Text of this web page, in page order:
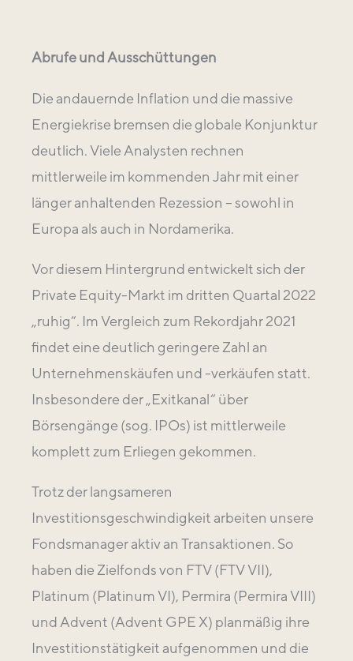
Abrufe und Ausschüttungen
Die andauernde Inflation und die massive
Energiekrise bremsen die globale Konjunktur
deutlich. Viele Analysten rechnen
mittlerweile im kommenden Jahr mit einer
länger anhaltenden Rezession – sowohl in
Europa als auch in Nordamerika.
Vor diesem Hintergrund entwickelt sich der
Private Equity-Markt im dritten Quartal 2022
„ruhig“. Im Vergleich zum Rekordjahr 2021
findet eine deutlich geringere Zahl an
Unternehmenskäufen und -verkäufen statt.
Insbesondere der „Exitkanal“ über
Börsengänge (sog. IPOs) ist mittlerweile
komplett zum Erliegen gekommen.
Trotz der langsameren
Investitionsgeschwindigkeit arbeiten unsere
Fondsmanager aktiv an Transaktionen. So
haben die Zielfonds von FTV (FTV VII),
Platinum (Platinum VI), Permira (Permira VIII)
und Advent (Advent GPE X) planmäßig ihre
Investitionstätigkeit aufgenommen und die